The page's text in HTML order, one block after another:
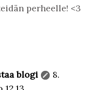
perheelle! <3
blogi
8.